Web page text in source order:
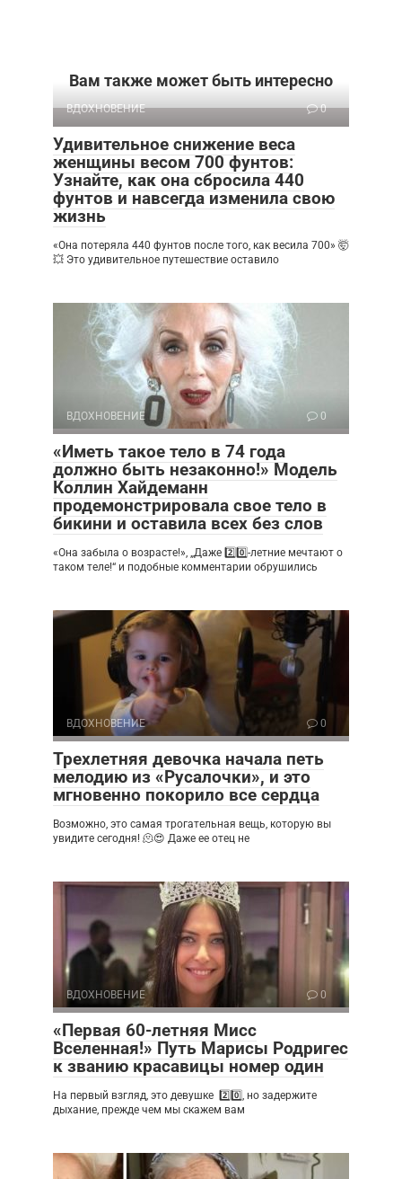
Вам также может быть интересно
ВДОХНОВЕНИЕ 0
Удивительное снижение веса
женщины весом 700 фунтов:
Узнайте, как она сбросила 440
фунтов и навсегда изменила свою
жизнь
«Она потеряла 440 фунтов после того, как весила 700» 🤯
💥 Это удивительное путешествие оставило
ВДОХНОВЕНИЕ 0
«Иметь такое тело в 74 года
должно быть незаконно!» Модель
Коллин Хайдеманн
продемонстрировала свое тело в
бикини и оставила всех без слов
«Она забыла о возрасте!», „Даже 2️⃣0️⃣-летние мечтают о
таком теле!“ и подобные комментарии обрушились
ВДОХНОВЕНИЕ 0
Трехлетняя девочка начала петь
мелодию из «Русалочки», и это
мгновенно покорило все сердца
Возможно, это самая трогательная вещь, которую вы
увидите сегодня! 🫠😍 Даже ее отец не
ВДОХНОВЕНИЕ 0
«Первая 60-летняя Мисс
Вселенная!» Путь Марисы Родригес
к званию красавицы номер один
На первый взгляд, это девушке 2️⃣0️⃣, но задержите
дыхание, прежде чем мы скажем вам